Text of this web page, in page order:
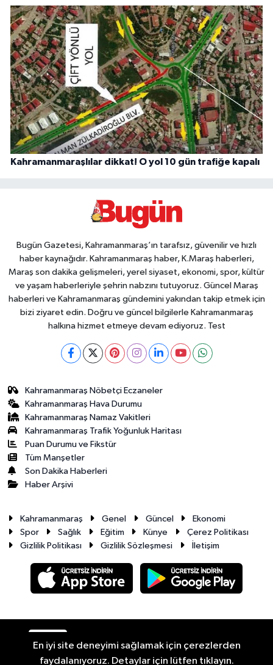
Kahramanmaraşlılar dikkat! O yol 10 gün trafiğe kapalı
Bugün Gazetesi, Kahramanmaraş’ın tarafsız, güvenilir ve hızlı
haber kaynağıdır. Kahramanmaraş haber, K.Maraş haberleri,
Maraş son dakika gelişmeleri, yerel siyaset, ekonomi, spor, kültür
ve yaşam haberleriyle şehrin nabzını tutuyoruz. Güncel Maraş
haberleri ve Kahramanmaraş gündemini yakından takip etmek için
bizi ziyaret edin. Doğru ve güncel bilgilerle Kahramanmaraş
halkına hizmet etmeye devam ediyoruz. Test
Kahramanmaraş Nöbetçi Eczaneler
Kahramanmaraş Hava Durumu
Kahramanmaraş Namaz Vakitleri
Kahramanmaraş Trafik Yoğunluk Haritası
Puan Durumu ve Fikstür
Tüm Manşetler
Son Dakika Haberleri
Haber Arşivi
Kahramanmaraş Genel Güncel
Ekonomi
Spor
Sağlık Eğitim Künye
Çerez Politikası
Gizlilik Politikası
Gizlilik Sözleşmesi İletişim
En iyi site deneyimi sağlamak için çerezlerden
faydalanıyoruz. Detaylar için lütfen tıklayın.